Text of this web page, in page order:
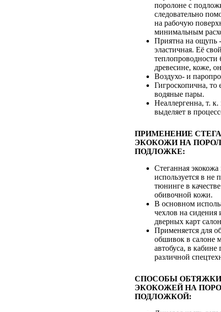
поролоне с
следовательно
на рабочую
минимальным
Приятна на ощупь
эластичная. Её
теплопроводности
древесине, коже,
Воздухо- и
Гигроскопична, то
водяные пары.
Неаллергенна, т. к.
выделяет в
ПРИМЕНЕНИЕ
ЭКОКОЖИ НА
ПОДЛОЖКЕ:
Стеганная
используется в не
тюнинге в
обивочной кожи.
В основном
чехлов на сидения
дверных карт
Применяется для
обшивок в салоне
автобуса, в
различной
СПОСОБЫ
ЭКОКОЖЕЙ НА
ПОДЛОЖКОЙ: